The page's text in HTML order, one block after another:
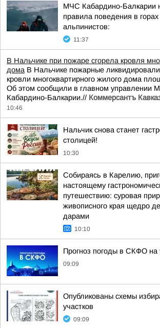
МЧС Кабардино-Балкарии
правила поведения в
альпинистов:
11:37
В Нальчике при пожаре сгорела кровля
дома В Нальчике пожарные ликвидировали
кровли многоквартирного жилого дома
Об этом сообщили в главном управлении
Кабардино-Балкарии.// Коммерсантъ
10:46
Нальчик снова станет
столицей!
10:30
Собираясь в Карелию,
настоящему
путешествию: суровая
живописного края щедро
дарами
10:10
Прогноз погоды в СКФО на
09:09
Опубликованы схемы
участков
09:09